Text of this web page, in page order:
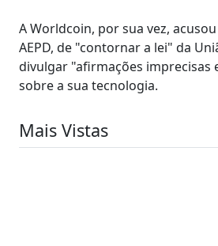
A Worldcoin, por sua vez,
AEPD, de "contornar a lei" da
divulgar "afirmações imprecisas
sobre a sua tecnologia.
Mais Vistas